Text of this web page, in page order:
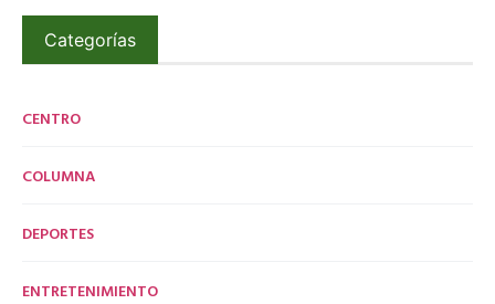
Categorías
CENTRO
COLUMNA
DEPORTES
ENTRETENIMIENTO